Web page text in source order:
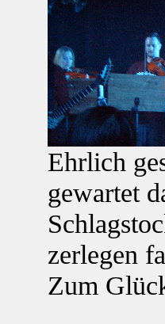
Ehrlich
gewartet
zerlegen
Zum